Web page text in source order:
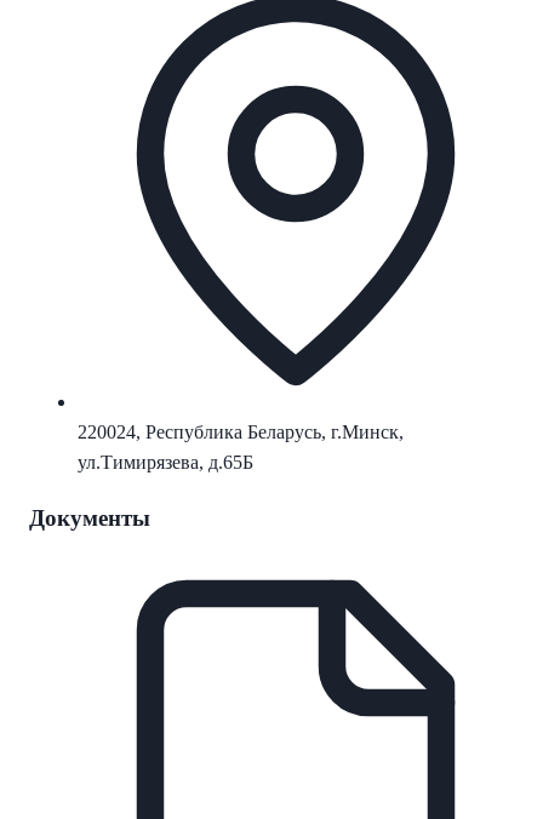
220024, Республика Беларусь, г.Минск,
ул.Тимирязева, д.65Б
Документы